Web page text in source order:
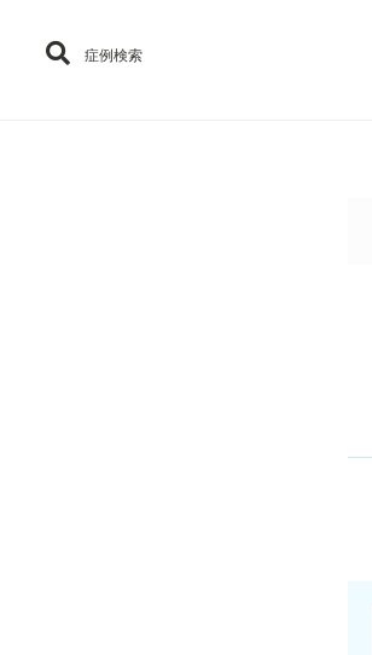
Warning
症例検索